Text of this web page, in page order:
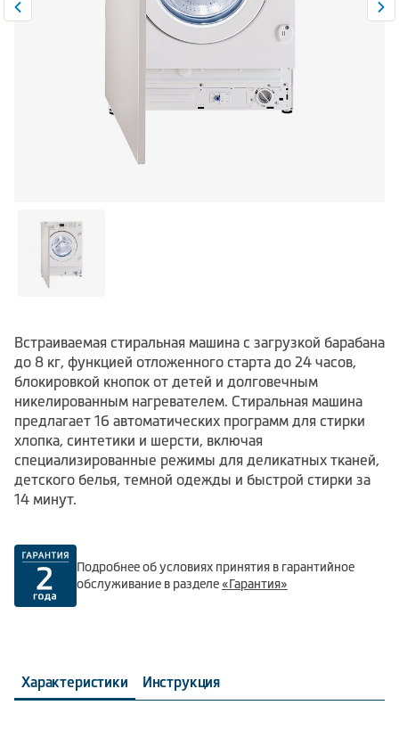
Встраиваемая стиральная машина с загрузкой барабана
до 8 кг, функцией отложенного старта до 24 часов,
блокировкой кнопок от детей и долговечным
никелированным нагревателем. Стиральная машина
предлагает 16 автоматических программ для стирки
хлопка, синтетики и шерсти, включая
специализированные режимы для деликатных тканей,
детского белья, темной одежды и быстрой стирки за
14 минут.
Подробнее об условиях принятия в гарантийное
обслуживание в разделе«Гарантия»
Характеристики Инструкция